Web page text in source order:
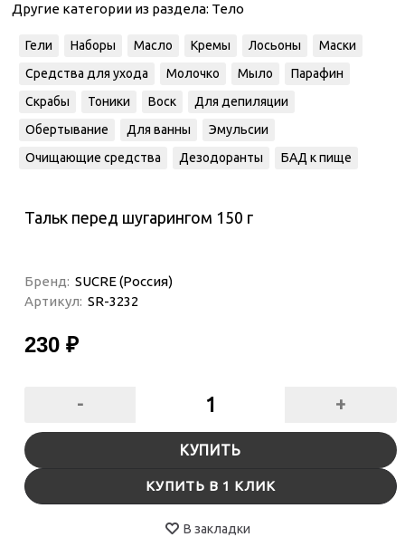
Другие категории из раздела: Тело
Гели Наборы Масло Кремы Лосьоны
Маски
Средства для ухода
Молочко Мыло
Парафин
Скрабы
Тоники Воск
Для депиляции
Обертывание
Для ванны
Эмульсии
Очищающие средства
Дезодоранты БАД к пище
Тальк перед шугарингом 150 г
Бренд: SUCRE (Россия)
Артикул: SR-3232
230 ₽
- +
КУПИТЬ
КУПИТЬ В 1 КЛИК
В закладки